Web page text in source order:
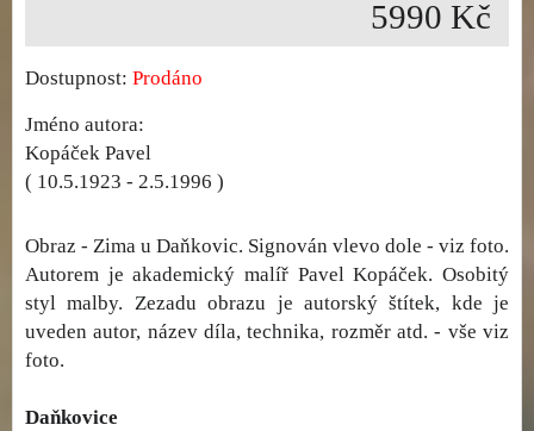
5990 Kč
Dostupnost: Prodáno
Jméno autora:
Kopáček Pavel
( 10.5.1923 - 2.5.1996 )
Obraz - Zima u Daňkovic. Signován vlevo dole - viz foto.
Autorem je akademický malíř Pavel Kopáček. Osobitý
styl malby. Zezadu obrazu je autorský štítek, kde je
uveden autor, název díla, technika, rozměr atd. - vše viz
foto.
Daňkovice